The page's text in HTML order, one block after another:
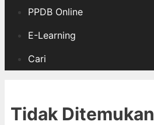
PPDB Online
E-Learning
Cari
Tidak Ditemukan